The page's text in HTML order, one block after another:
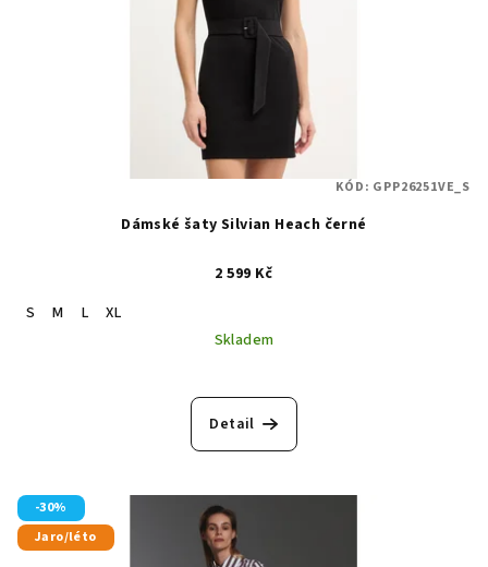
Dámské šaty Silvian Heach černé
2 599 Kč
S
M L
XL
Skladem
Detail
KÓD: GPP26251VE_S
-30%
Jaro/léto